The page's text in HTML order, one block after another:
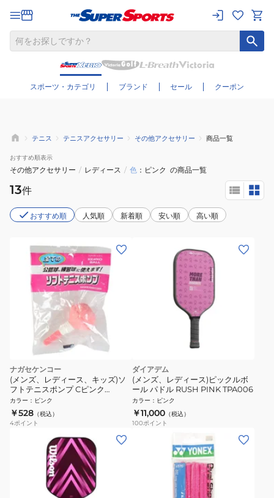
スポーツ・カテゴリ ブランド セール クーポン
さらに絞り込む
テニス テニスアクセサリー その他アクセサリー 商品一覧
おすすめ順表示
その他アクセサリー / レディース / 色 ピンク の商品一覧
13件
おすすめ順 人気順 新着順 安い順 高い順
ナガセケンコー
(メンズ、レディース、キッズ)ソ
フトテニスポンプ Cピンク
66JYB11564
カラー ： ピンク
￥528 （税込）
4ポイント
ダイアデム
(メンズ、レディース)ピックルボ
ール パドル RUSH PINK TPA006
カラー ： ピンク
￥11,000 （税込）
100ポイント